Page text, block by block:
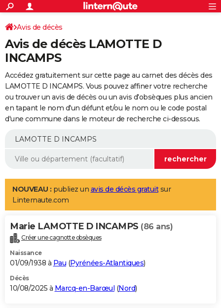
ACTUALITÉS
Politique
Société
Faits Divers
Education
Monde
Villes
+
SPORT
Coupe du monde 2026
Football
Tennis
Cyclisme
Rugby
Forum
FINANCE
Retraite
Impôts
Epargne
Immobilier
Risques naturels par ville
Banque
Assurance
Crédit
Essais
Réserver un essai
Citadines
Berlines
SUV
Forum auto
+
HIGH-TECH
Art de vivre
Bien-être
Loisirs
Mode
Modes de vie
SANTE
Alimentation
Guide de la santé
Maladies
Médicaments
Sommeil
+
Destinations
City break
Voyage nature
Voyage de noces
Forum
Climat
+PHOTO
GUIDES D'ACHAT
BONS PLANS
CARTE DE VOEUX
Avis de décès
Avis de décès LAMOTTE D
INCAMPS
Accédez gratuitement sur cette page au carnet des décès des
LAMOTTE D INCAMPS. Vous pouvez affiner votre recherche
ou trouver un avis de décès ou un avis d'obsèques plus ancien
en tapant le nom d'un défunt et/ou le nom ou le code postal
d'une commune dans le moteur de recherche ci-dessous.
NOUVEAU : publiez un avis de décès gratuitsur
Linternaute.com
Marie LAMOTTE D INCAMPS (86 ans)
Créer une cagnotte obsèques
Naissance
01/09/1938 à Pau (Pyrénées-Atlantiques)
Décès
10/08/2025 à Marcq-en-Barœul (Nord)